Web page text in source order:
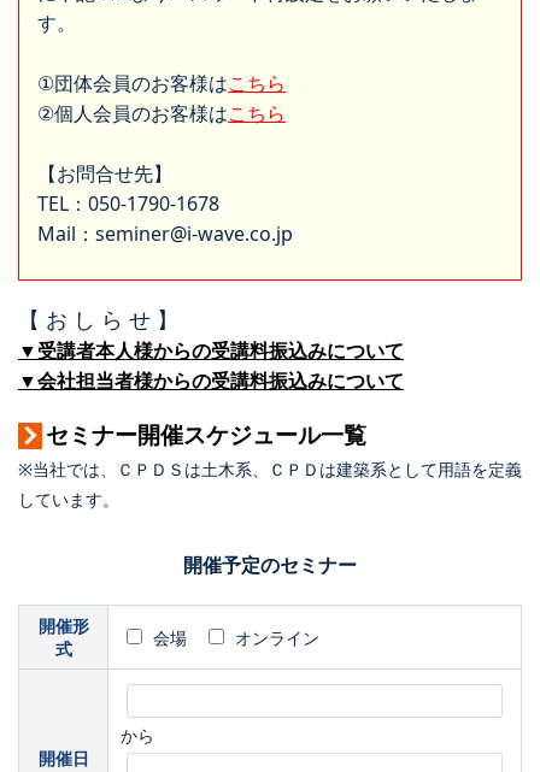
す。
①団体会員のお客様はこちら
②個人会員のお客様はこちら
【お問合せ先】
TEL：050-1790-1678
Mail：seminer@i-wave.co.jp
【 お し ら せ 】
▼受講者本人様からの受講料振込みについて
▼会社担当者様からの受講料振込みについて
セミナー開催スケジュール一覧
※当社では、ＣＰＤＳは土木系、ＣＰＤは建築系として用語を定義
しています。
開催予定のセミナー
開催形
式
会場 オンライン
開催日
から